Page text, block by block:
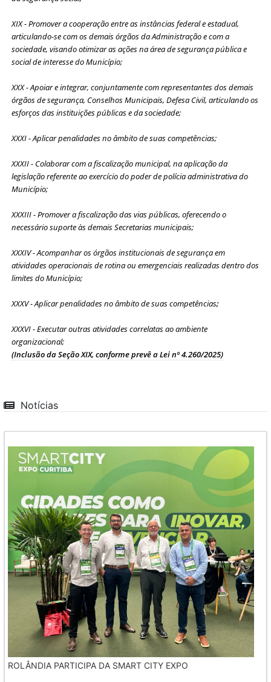
XIX - Promover a cooperação entre as instâncias federal e estadual,
articulando-se com os demais órgãos da Administração e com a
sociedade, visando otimizar as ações na área de segurança pública e
social de interesse do Município;
XXX - Apoiar e integrar, conjuntamente com representantes dos demais
órgãos de segurança, Conselhos Municipais, Defesa Civil, articulando os
esforços das instituições públicas e da sociedade;
XXXI - Aplicar penalidades no âmbito de suas competências;
XXXII - Colaborar com a fiscalização municipal, na aplicação da
legislação referente ao exercício do poder de polícia administrativa do
Município;
XXXIII - Promover a fiscalização das vias públicas, oferecendo o
necessário suporte às demais Secretarias municipais;
XXXIV - Acompanhar os órgãos institucionais de segurança em
atividades operacionais de rotina ou emergenciais realizadas dentro dos
limites do Município;
XXXV - Aplicar penalidades no âmbito de suas competências;
XXXVI - Executar outras atividades correlatas ao ambiente
organizacional;
(Inclusão da Seção XIX, conforme prevê a Lei nº 4.260/2025)
Notícias
ROLÂNDIA PARTICIPA DA SMART CITY EXPO